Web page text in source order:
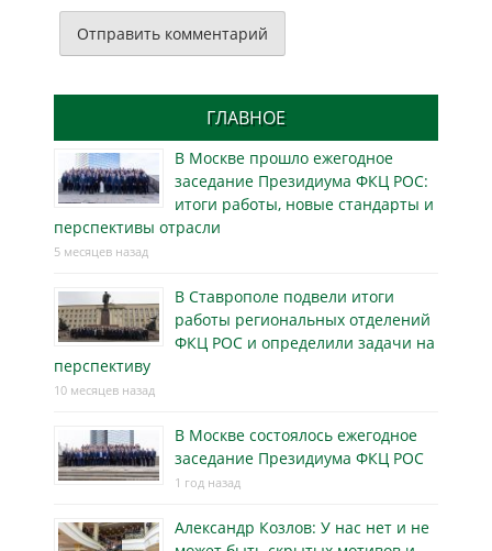
ГЛАВНОЕ
В Москве прошло ежегодное
заседание Президиума ФКЦ РОС:
итоги работы, новые стандарты и
перспективы отрасли
5 месяцев назад
В Ставрополе подвели итоги
работы региональных отделений
ФКЦ РОС и определили задачи на
перспективу
10 месяцев назад
В Москве состоялось ежегодное
заседание Президиума ФКЦ РОС
1 год назад
Александр Козлов: У нас нет и не